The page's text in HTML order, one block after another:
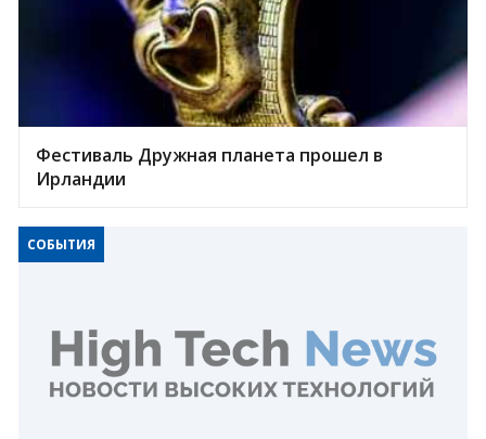
Фестиваль Дружная планета прошел в
Ирландии
СОБЫТИЯ